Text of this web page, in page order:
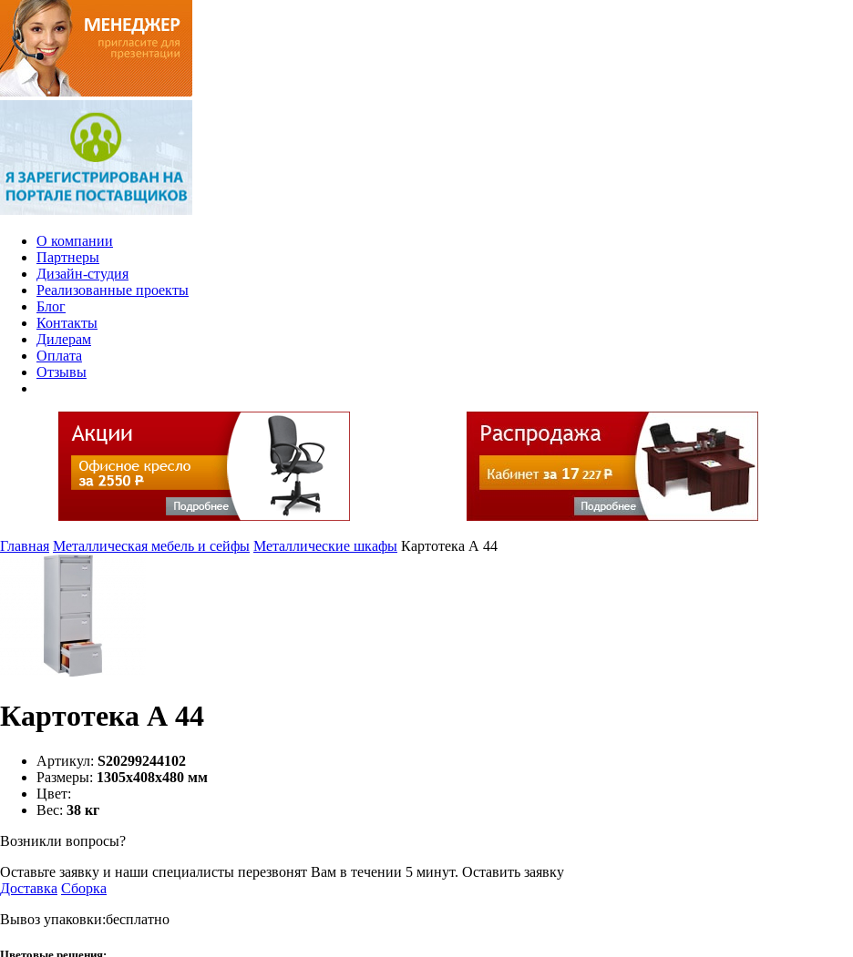
О компании
Партнеры
Дизайн-студия
Реализованные проекты
Блог
Контакты
Дилерам
Оплата
Отзывы
Главная Металлическая мебель и сейфы Металлические шкафы Картотека А 44
Картотека А 44
Артикул: S20299244102
Размеры: 1305х408х480 мм
Цвет:
Вес: 38 кг
Возникли вопросы?
Оставьте заявку и наши специалисты перезвонят Вам в течении 5 минут. Оставить заявку
Доставка Сборка
Вывоз упаковки:бесплатно